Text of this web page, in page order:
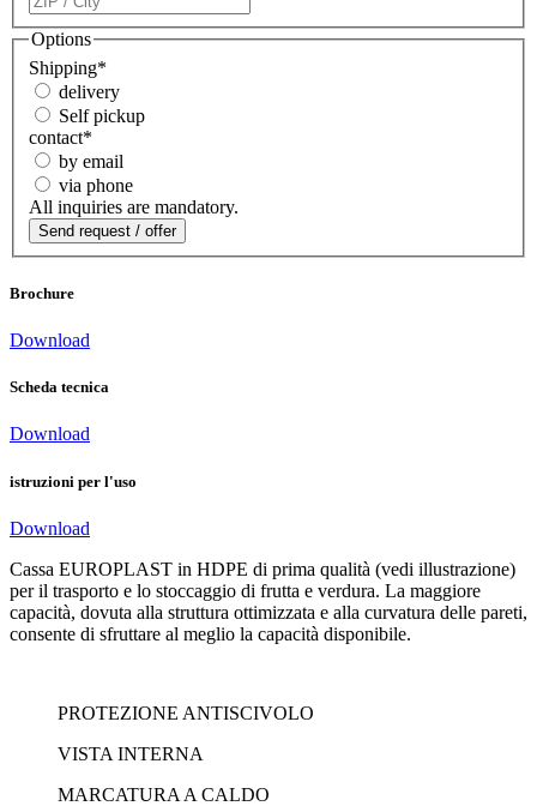
Options
Shipping*
delivery
Self pickup
contact*
by email
via phone
All inquiries are mandatory.
Brochure
Download
Scheda tecnica
Download
istruzioni per l'uso
Download
Cassa EUROPLAST in HDPE di prima qualità (vedi illustrazione)
per il trasporto e lo stoccaggio di frutta e verdura. La maggiore
capacità, dovuta alla struttura ottimizzata e alla curvatura delle pareti,
consente di sfruttare al meglio la capacità disponibile.
PROTEZIONE ANTISCIVOLO
VISTA INTERNA
MARCATURA A CALDO